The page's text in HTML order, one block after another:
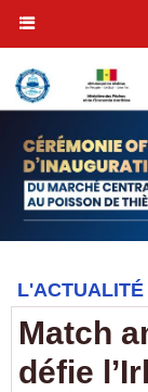
Match
défie